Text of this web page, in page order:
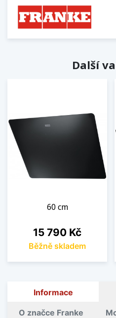
Další
60 cm
Cena
15 790 Kč
Běžně skladem
Informace
O značce Franke